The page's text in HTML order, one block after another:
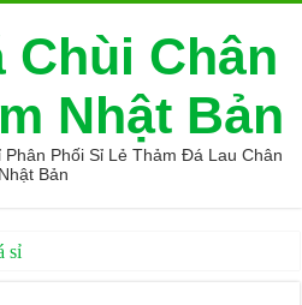
Chùi Chân
Nhật Bản
Phối Sỉ Lẻ Thảm Đá Lau Chân
Nhật Bản
sỉ